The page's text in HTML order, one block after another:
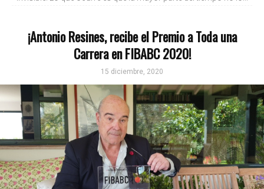
¡Antonio Resines, recibe el Premio a Toda una
Carrera en FIBABC 2020!
15 diciembre, 2020